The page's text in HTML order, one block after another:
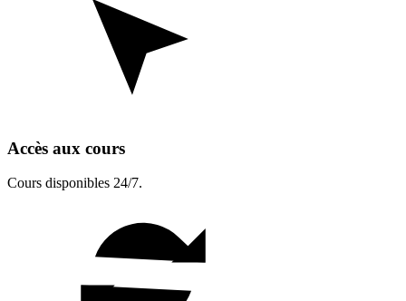
Accès aux cours
Cours disponibles 24/7.